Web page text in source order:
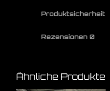
Produktsicherheit
Rezensionen 0
Ähnliche Produkte